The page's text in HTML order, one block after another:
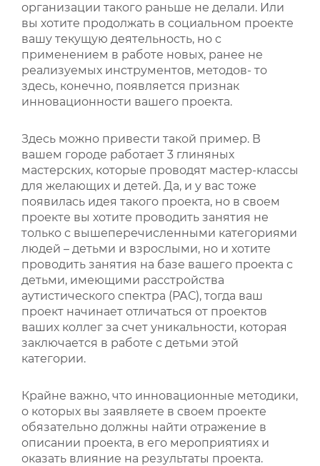
организации такого раньше не делали. Или
вы хотите продолжать в социальном проекте
вашу текущую деятельность, но с
применением в работе новых, ранее не
реализуемых инструментов, методов- то
здесь, конечно, появляется признак
инновационности вашего проекта.
Здесь можно привести такой пример. В
вашем городе работает 3 глиняных
мастерских, которые проводят мастер-классы
для желающих и детей. Да, и у вас тоже
появилась идея такого проекта, но в своем
проекте вы хотите проводить занятия не
только с вышеперечисленными категориями
людей – детьми и взрослыми, но и хотите
проводить занятия на базе вашего проекта с
детьми, имеющими расстройства
аутистического спектра (РАС), тогда ваш
проект начинает отличаться от проектов
ваших коллег за счет уникальности, которая
заключается в работе с детьми этой
категории.
Крайне важно, что инновационные методики,
о которых вы заявляете в своем проекте
обязательно должны найти отражение в
описании проекта, в его мероприятиях и
оказать влияние на результаты проекта.